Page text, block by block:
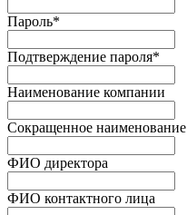
Пароль*
Подтверждение пароля*
Наименование компании
Сокращенное наименование
ФИО директора
ФИО контактного лица